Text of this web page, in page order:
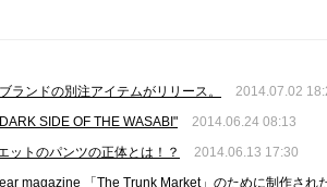
ランドの別注アイテムがリリース。
2014.07.02
SIDE OF THE WASABI"
2014.06.24 08:13
ットのパンツの正体とは！？
2014.06.13 17:30
magazine 「The Trunk Market」のために制作され